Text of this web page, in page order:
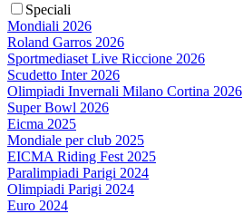
Speciali
Mondiali 2026
Roland Garros 2026
Sportmediaset Live Riccione 2026
Scudetto Inter 2026
Olimpiadi Invernali Milano Cortina 2026
Super Bowl 2026
Eicma 2025
Mondiale per club 2025
EICMA Riding Fest 2025
Paralimpiadi Parigi 2024
Olimpiadi Parigi 2024
Euro 2024